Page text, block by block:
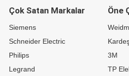
Çok Satan Markalar
Siemens
Schneider Electric
Philips
Legrand
Öne
3M
TP